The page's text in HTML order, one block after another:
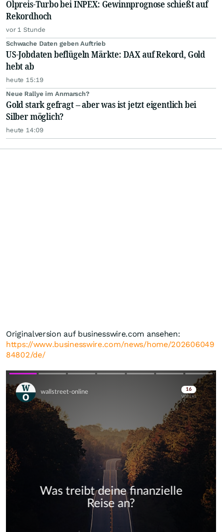
Ölpreis-Turbo bei INPEX: Gewinnprognose schießt auf
Rekordhoch
vor 1 Stunde
Schwache Daten geben Auftrieb
US-Jobdaten beflügeln Märkte: DAX auf Rekord, Gold
hebt ab
heute 15:19
Neue Rallye im Anmarsch?
Gold stark gefragt – aber was ist jetzt eigentlich bei
Silber möglich?
heute 14:09
Originalversion auf businesswire.com ansehen:
https://www.businesswire.com/news/home/202606049
84802/de/
Skip